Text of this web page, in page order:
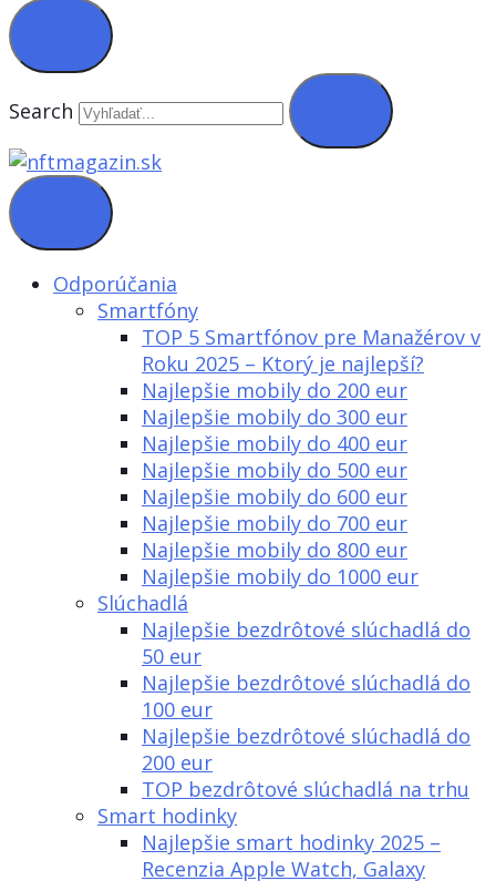
Search
Odporúčania
Smartfóny
TOP 5 Smartfónov pre Manažérov v
Roku 2025 – Ktorý je najlepší?
Najlepšie mobily do 200 eur
Najlepšie mobily do 300 eur
Najlepšie mobily do 400 eur
Najlepšie mobily do 500 eur
Najlepšie mobily do 600 eur
Najlepšie mobily do 700 eur
Najlepšie mobily do 800 eur
Najlepšie mobily do 1000 eur
Slúchadlá
Najlepšie bezdrôtové slúchadlá do
50 eur
Najlepšie bezdrôtové slúchadlá do
100 eur
Najlepšie bezdrôtové slúchadlá do
200 eur
TOP bezdrôtové slúchadlá na trhu
Smart hodinky
Najlepšie smart hodinky 2025 –
Recenzia Apple Watch, Galaxy